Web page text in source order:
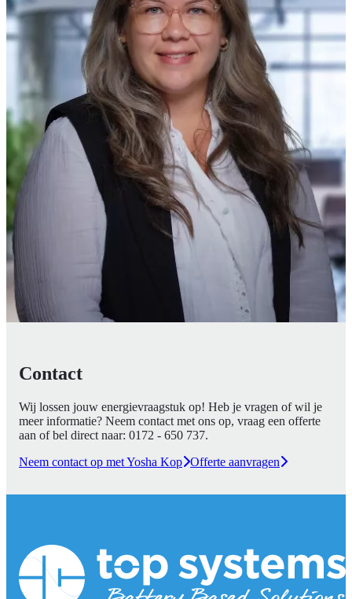
Contact
Wij lossen jouw energievraagstuk op! Heb je vragen of wil je
meer informatie? Neem contact met ons op, vraag een offerte
aan of bel direct naar: 0172 - 650 737.
Neem contact op met Yosha Kop Offerte aanvragen